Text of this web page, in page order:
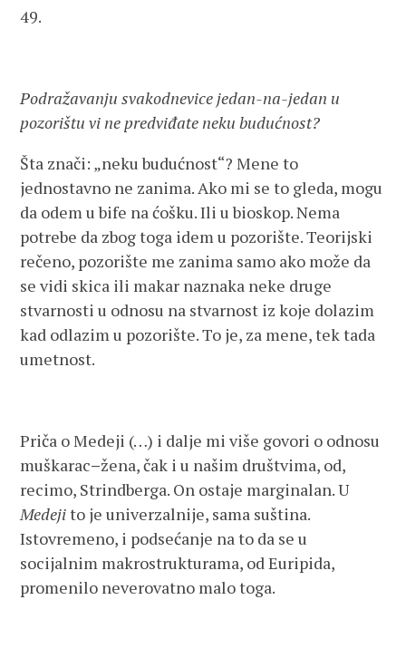
49.
Podražavanju svakodnevice jedan-na-jedan u
pozorištu vi ne predviđate neku budućnost?
Šta znači: „neku budućnost“? Mene to
jednostavno ne zanima. Ako mi se to gleda, mogu
da odem u bife na ćošku. Ili u bioskop. Nema
potrebe da zbog toga idem u pozorište. Teorijski
rečeno, pozorište me zanima samo ako može da
se vidi skica ili makar naznaka neke druge
stvarnosti u odnosu na stvarnost iz koje dolazim
kad odlazim u pozorište. To je, za mene, tek tada
umetnost.
Priča o Medeji (…) i dalje mi više govori o odnosu
muškarac–žena, čak i u našim društvima, od,
recimo, Strindberga. On ostaje marginalan. U
Medejito je univerzalnije, sama suština.
Istovremeno, i podsećanje na to da se u
socijalnim makrostrukturama, od Euripida,
promenilo neverovatno malo toga.